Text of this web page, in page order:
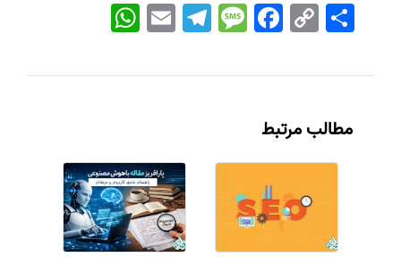
WhatsApp EmailTelegramMessageFacebook Copy
Link
اشتراک
مطالب مرتبط